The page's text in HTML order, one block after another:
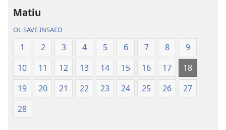
Niu
Wol
Translesen
Matiu
OL SAVE INSAED
1 2 3 4 5 6 7 8
9
10
11 12 13 14 15 16 17
18
19
20 21 22 23 24 25 26
27
28